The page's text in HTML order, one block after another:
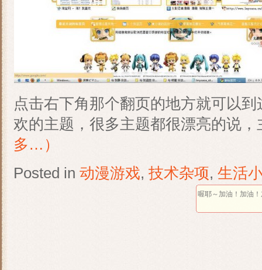
点击右下角那个翻页的地方就可以
欢的主题，很多主题都很漂亮的说
多…）
Posted in 动漫游戏, 技术杂项, 生活
喔耶～加油！加油